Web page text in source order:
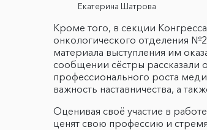
Екатерина Шатрова
Кроме того, в секции
онкологического отделения
материала выступления им
сообщении сёстры рассказали
профессионального роста
важность наставничества, а
Оценивая своё участие в
ценят свою профессию и